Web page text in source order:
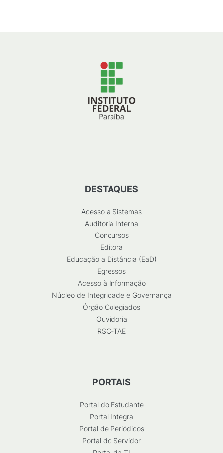
DESTAQUES
Acesso a Sistemas
Auditoria Interna
Concursos
Editora
Educação a Distância (EaD)
Egressos
Acesso à Informação
Núcleo de Integridade e Governança
Órgão Colegiados
Ouvidoria
RSC-TAE
PORTAIS
Portal do Estudante
Portal Integra
Portal de Periódicos
Portal do Servidor